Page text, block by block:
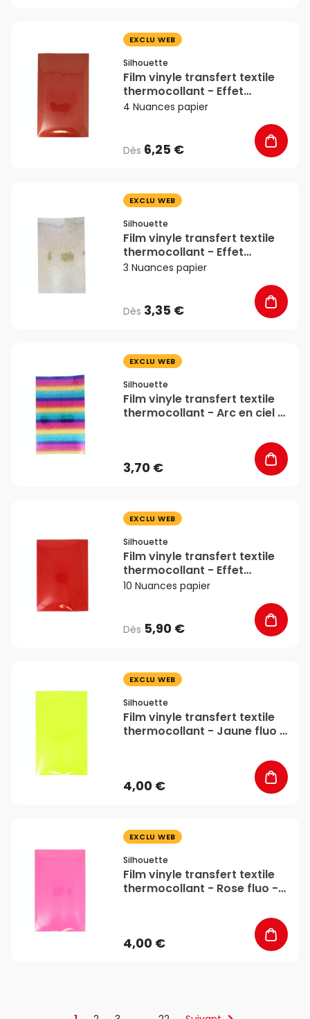
EXCLU WEB
Silhouette
Film vinyle transfert textile
thermocollant - Effet
pailleté - 34 x 21 cm -
4 Nuances papier
Dès 6,25 €
EXCLU WEB
Silhouette
Film vinyle transfert textile
thermocollant - Effet
Sparkle - 34 x 21 cm -
3 Nuances papier
Dès 3,35 €
EXCLU WEB
Silhouette
Film vinyle transfert textile
thermocollant - Arc en ciel -
3,70 €
EXCLU WEB
Silhouette
Film vinyle transfert textile
thermocollant - Effet
velours - 29 x 21 cm -
10 Nuances papier
Dès 5,90 €
EXCLU WEB
Silhouette
Film vinyle transfert textile
thermocollant - Jaune fluo -
4,00 €
EXCLU WEB
Silhouette
Film vinyle transfert textile
thermocollant - Rose fluo -
4,00 €